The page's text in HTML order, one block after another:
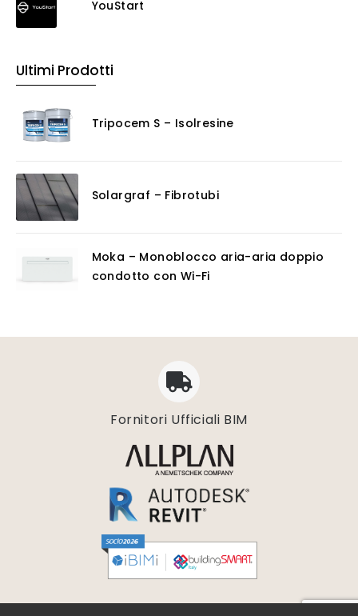
YouStart
Ultimi Prodotti
Tripocem S – Isolresine
Solargraf – Fibrotubi
Moka – Monoblocco aria-aria doppio
condotto con Wi-Fi
Fornitori Ufficiali BIM